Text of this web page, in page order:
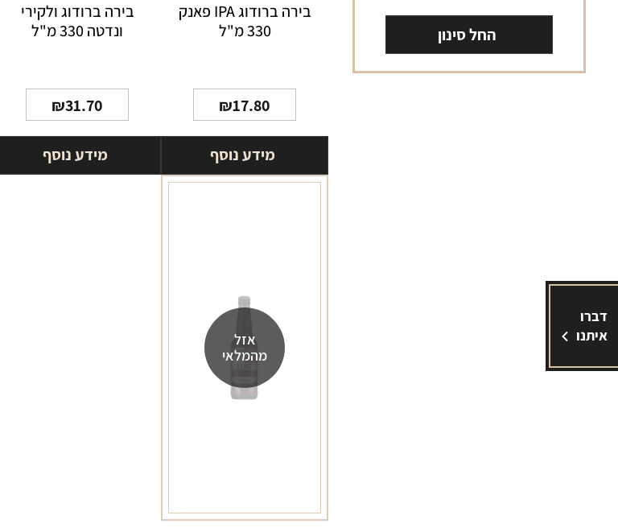
דברו
איתנו
החל סינון
בירה ברודוג IPA פאנק
330 מ"ל
₪17.80
מידע נוסף
בירה ברודוג ולקירי
ונדטה 330 מ"ל
₪31.70
מידע נוסף
אזל
מהמלאי